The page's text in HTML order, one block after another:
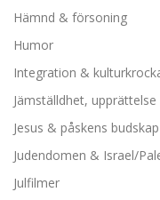
Hämnd & försoning
Humor
Integration &
Jämställdhet,
Jesus & påskens budskap
Judendomen & Israel/
Julfilmer